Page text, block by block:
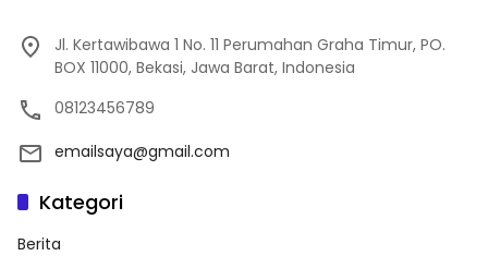
Jl. Kertawibawa 1 No. 11 Perumahan Graha Timur, PO.
BOX 11000, Bekasi, Jawa Barat, Indonesia
08123456789
emailsaya@gmail.com
Kategori
Berita